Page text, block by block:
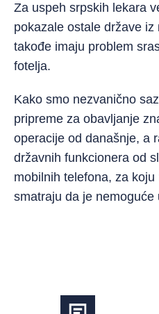
Za uspeh srpskih lekara
pokazale ostale države
takođe imaju problem
fotelja.
Kako smo nezvanično
pripreme za obavljanje
operacije od današnje, a
državnih funkcionera od
mobilnih telefona, za
smatraju da je nemoguće